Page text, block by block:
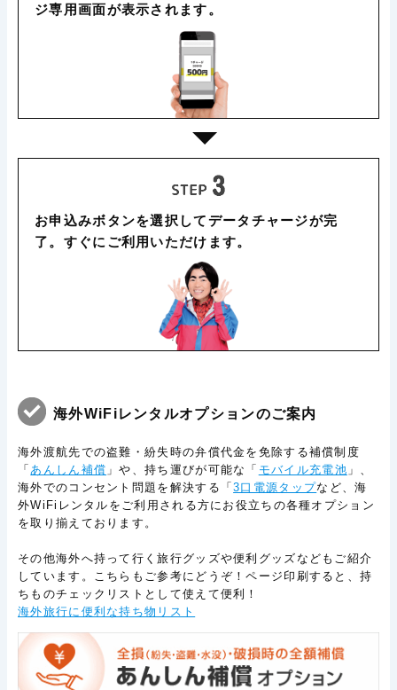
ジ専用画面が表示されます。
お申込みボタンを選択してデータチャージが完
了。すぐにご利用いただけます。
海外WiFiレンタルオプションのご案内
海外渡航先での盗難・紛失時の弁償代金を免除する補償制度
「あんしん補償 」や、持ち運びが可能な「 モバイル充電池 」、
海外でのコンセント問題を解決する「3口電源タップなど、海
外WiFiレンタルをご利用される方にお役立ちの各種オプション
を取り揃えております。
その他海外へ持って行く旅行グッズや便利グッズなどもご紹介
しています。こちらもご参考にどうぞ！ページ印刷すると、持
ちものチェックリストとして使えて便利！
海外旅行に便利な持ち物リスト